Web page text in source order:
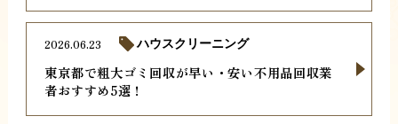
東京都で粗大ゴミ回収が早い・安い不用品回収業
者おすすめ5選！
2026.06.23 ハウスクリーニング